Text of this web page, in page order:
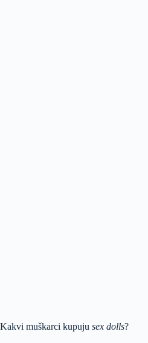
Kakvi muškarci kupuju sex dolls?